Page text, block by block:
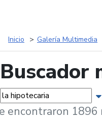
Inicio Galería Multimedia
Buscador
encontraron 1896